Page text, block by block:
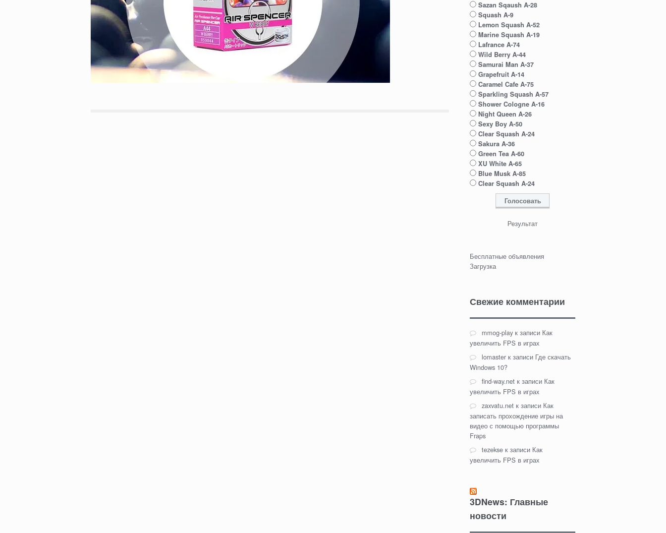
Sazan Sqaush A-28
Squash A-9
Lemon Squash A-52
Marine Squash A-19
Lafrance A-74
Wild Berry A-44
Samurai Man A-37
Grapefruit A-14
Caramel Cafe A-75
Sparkling Squash A-57
Shower Cologne A-16
Night Queen A-26
Sexy Boy A-50
Clear Squash A-24
Sakura A-36
Green Tea A-60
XU White A-65
Blue Musk A-85
Clear Squash A-24
Результат
Бесплатные объявления
Загрузка
Свежие комментарии
mmog-play к записи Как
увеличить FPS в играх
lomaster к записи Где скачать
Windows 10?
find-way.net к записи Как
увеличить FPS в играх
zaxvatu.net к записи Как
записать прохождение игры на
видео с помощью программы
Fraps
tezekse к записи Как
увеличить FPS в играх
3DNews: Главные
новости